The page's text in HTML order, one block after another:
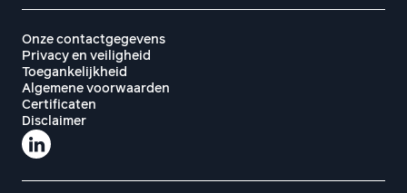
Onze contactgegevens
Privacy en veiligheid
Toegankelijkheid
Algemene voorwaarden
Certificaten
Disclaimer